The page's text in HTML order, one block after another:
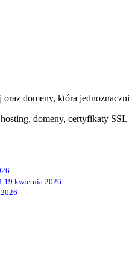
domeny, która
domeny, certyfikaty
19 kwietnia 2026